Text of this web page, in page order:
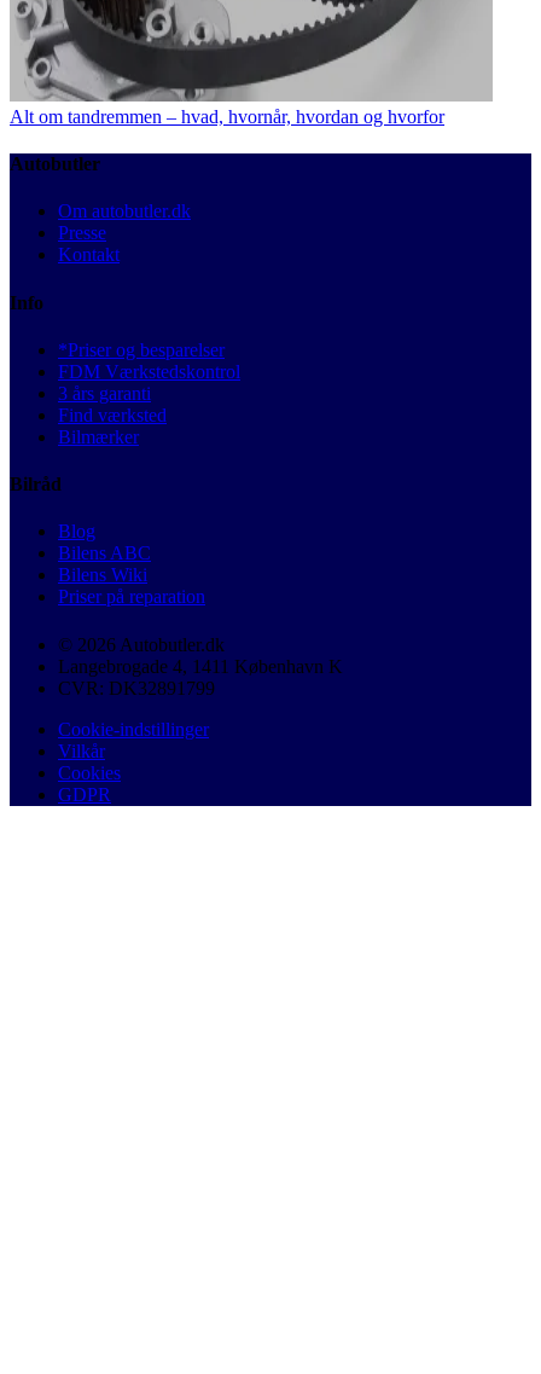
Alt om tandremmen – hvad, hvornår, hvordan og hvorfor
Autobutler
Om autobutler.dk
Presse
Kontakt
Info
*Priser og besparelser
FDM Værkstedskontrol
3 års garanti
Find værksted
Bilmærker
Bilråd
Blog
Bilens ABC
Bilens Wiki
Priser på reparation
© 2026 Autobutler.dk
Langebrogade 4, 1411 København K
CVR: DK32891799
Cookie-indstillinger
Vilkår
Cookies
GDPR